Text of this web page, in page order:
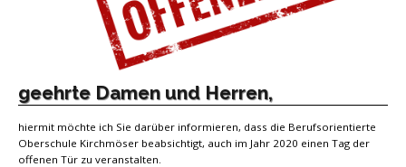
geehrte Damen und Herren,
hiermit möchte ich Sie darüber informieren, dass die Berufsorientierte
Oberschule Kirchmöser beabsichtigt, auch im Jahr 2020 einen Tag der
offenen Tür zu veranstalten.